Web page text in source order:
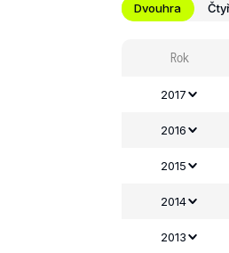
Dvouhra
Rok
2017
2016
2015
2014
2013